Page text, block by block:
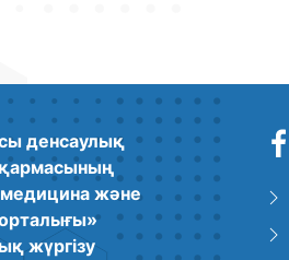
денсаулық
және
жүргізу